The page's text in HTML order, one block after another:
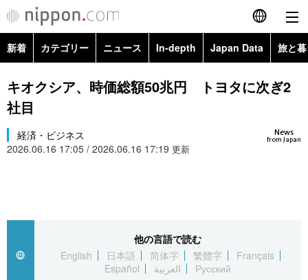
English
简体字
Русский
カテゴリー
国際
アーカイブ
Japan Data
新着 カテゴリー ニュース In-depth Japan Data 旅と
政治・外交
経済・ビジネス
国際・海外
文化
科学・技術
Topics
キオクシア、時価総額50兆円 トヨタに次ぎ2
社目
News
from Japan
経済・ビジネス
2026.06.16 17:05 / 2026.06.16 17:19 更新
他の言語で読む
English
日本語 简体字 繁體字
Français
Español
العربية Русский